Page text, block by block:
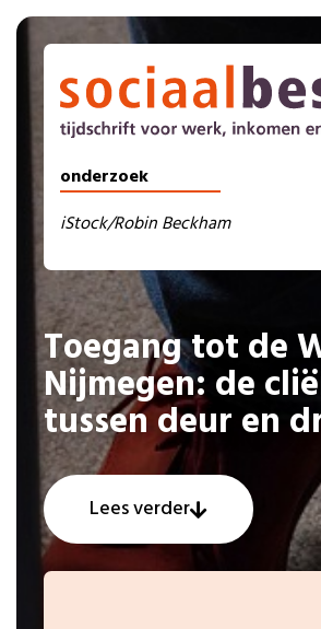
onderzoek
iStock/Robin Beckham
Toegang tot de
Nijmegen: de
tussen deur en
Lees verder